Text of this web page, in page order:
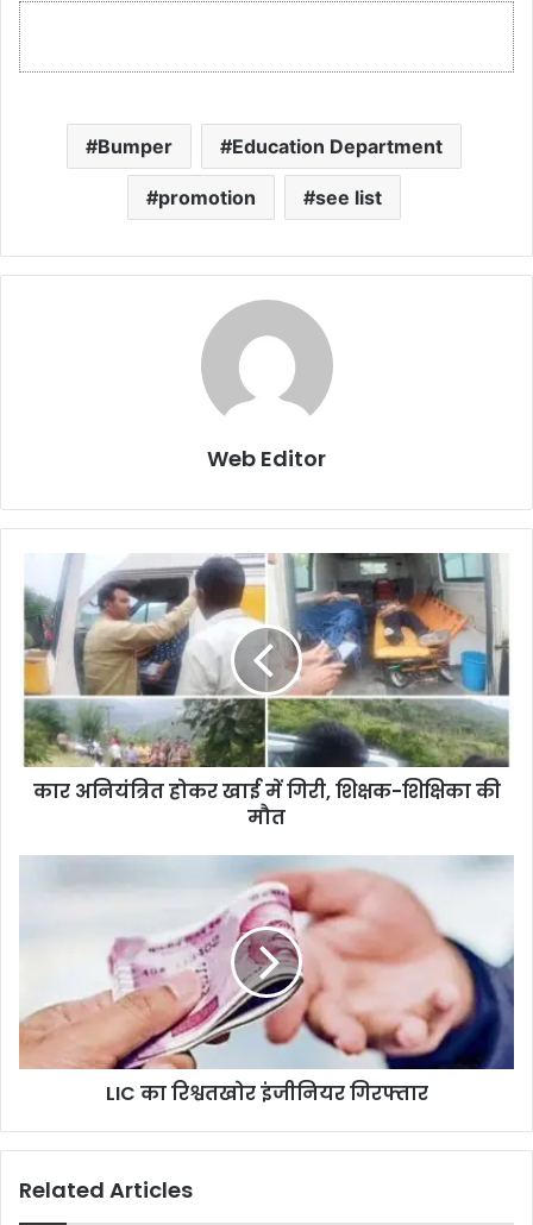
Bumper Education Department
promotion see list
Web Editor
कार अनियंत्रित होकर खाई में गिरी, शिक्षक-शिक्षिका की
मौत
LIC का रिश्वतखोर इंजीनियर गिरफ्तार
Related Articles